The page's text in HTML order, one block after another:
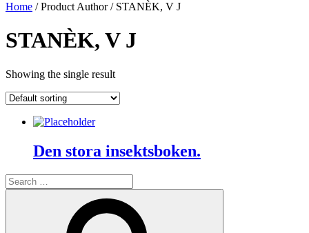
Home / Product Author / STANÈK, V J
STANÈK, V J
Showing the single result
Den stora insektsboken.
Search
for: